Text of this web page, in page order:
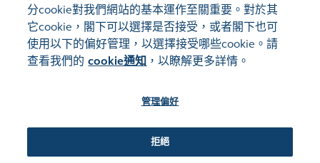
網站地圖
使用條款
cookie通知
分cookie對我們網站的基本運作至關重要。對於其
它cookie，閣下可以選擇是否接受，或者閣下也可
使用以下的偏好管理，以選擇接受哪些cookie。請
查看我們的 cookie通知 ，以瞭解更多詳情。
管理偏好
拒絕